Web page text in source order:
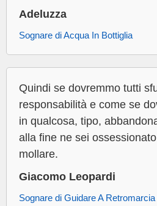
Adeluzza
Sognare di Acqua In Bottiglia
Quindi se dovremmo tutti
responsabilità e come se
in qualcosa, tipo,
alla fine ne sei
mollare.
Giacomo Leopardi
Sognare di Guidare A Retromarcia